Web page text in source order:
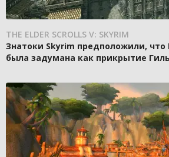
THE ELDER SCROLLS V: SKYRIM
Знатоки Skyrim предположили, что
была задумана как прикрытие